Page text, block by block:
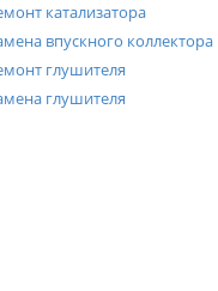
катализатора
впускного коллектора
глушителя
глушителя